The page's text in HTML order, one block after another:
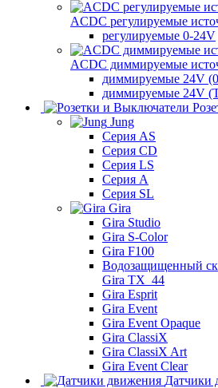
ACDC регулируемые
регулируемые 0-24V
ACDC диммируемые
диммируемые 24V
диммируемые 24V
Jung
Серия AS
Серия CD
Серия LS
Серия A
Серия SL
Gira
Gira Studio
Gira S-Color
Gira F100
Водозащищенный
Gira TX_44
Gira Esprit
Gira Event
Gira Event Opaque
Gira ClassiX
Gira ClassiX Art
Gira Event Clear
Датчики